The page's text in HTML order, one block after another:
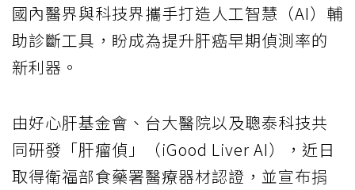
國內醫界與科技界攜手打造人工智慧（AI）輔
助診斷工具，盼成為提升肝癌早期偵測率的
新利器。
由好心肝基金會、台大醫院以及聰泰科技共
同研發「肝瘤偵」（iGood Liver AI），近日
取得衛福部食藥署醫療器材認證，並宣布捐